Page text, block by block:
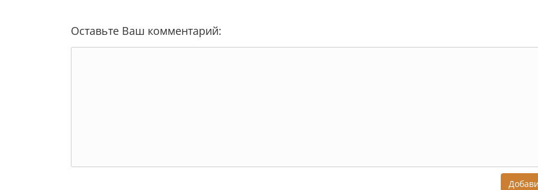
Оставьте Ваш комментарий: